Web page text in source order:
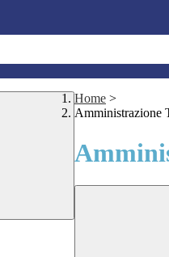
Home >
Amministrazione